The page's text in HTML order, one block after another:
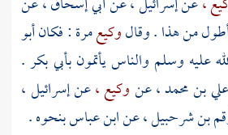
من هذا . وقالوكيعمرة : فكانأبو
عليه وسلم والناس يأتمونبأبي بكر.
علي بن محمد ،عنوكيع ،عنإسرائيل ،
بن شرحبيل ،عنابن عباسبنحوه .